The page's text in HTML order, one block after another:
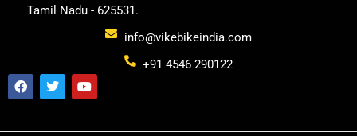
Tamil Nadu - 625531.
info@vikebikeindia.com
+91 4546 290122
F
a
c
b
T
w
i
t
Y
o
u
u